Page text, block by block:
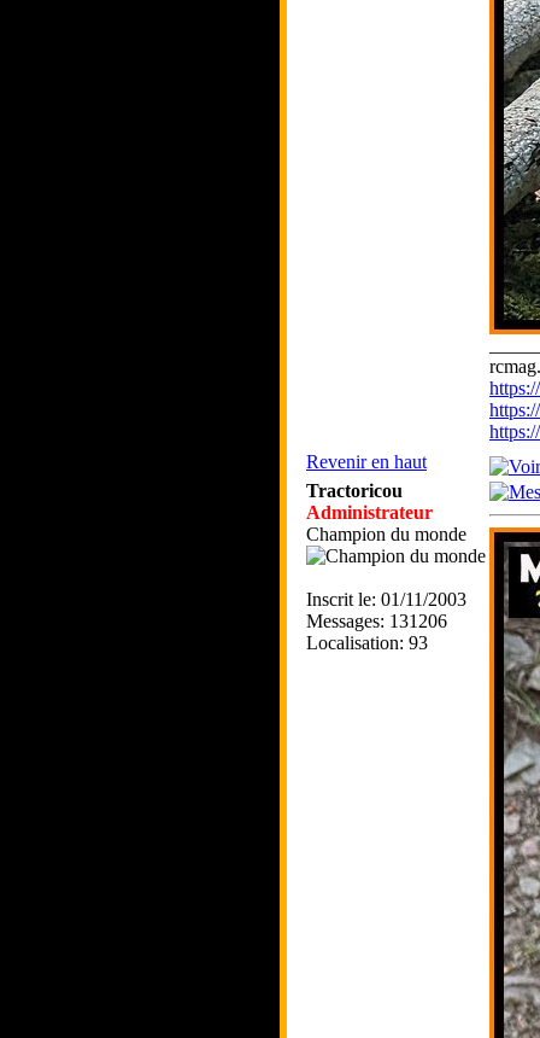
Revenir en haut
Tractoricou
Administrateur
Champion du monde
Inscrit le: 01/11/2003
Messages: 131206
Localisation: 93